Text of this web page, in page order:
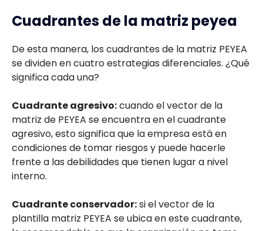
Cuadrantes de la matriz peyea
De esta manera, los cuadrantes de la matriz PEYEA
se dividen en cuatro estrategias diferenciales. ¿Qué
significa cada una?
Cuadrante agresivo:cuando el vector de la
matriz de PEYEA se encuentra en el cuadrante
agresivo, esto significa que la empresa está en
condiciones de tomar riesgos y puede hacerle
frente a las debilidades que tienen lugar a nivel
interno.
Cuadrante conservador:si el vector de la
plantilla matriz PEYEA se ubica en este cuadrante,